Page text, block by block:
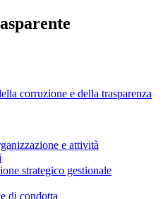
corruzione e della trasparenza
e attività
strategico gestionale
di condotta